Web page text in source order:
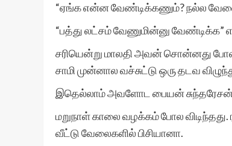
“ஏங்க என்ன வேண்டிக்கணும்? நல்ல
“பத்து லட்சம் வேணுமின்னு வேண்டிக்க”
சரியென்று மாலதி அவன் சொன்னது
சாமி முன்னால வச்சுட்டு ஒரு தடவ
இதெல்லாம் அவளோட பையன் சுந்தரேசன்
மறுநாள் காலை வழக்கம் போல
வீட்டு வேலைகளில் பிசியானா.